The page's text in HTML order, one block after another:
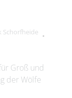
Schorfheide
Groß und
der Wölfe